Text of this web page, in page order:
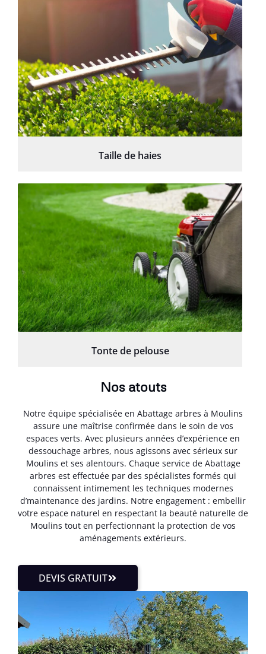
Taille de haies
Tonte de pelouse
Nos atouts
Notre équipe spécialisée en Abattage arbres à Moulins
assure une maîtrise confirmée dans le soin de vos
espaces verts. Avec plusieurs années d’expérience en
dessouchage arbres, nous agissons avec sérieux sur
Moulins et ses alentours. Chaque service de Abattage
arbres est effectuée par des spécialistes formés qui
connaissent intimement les techniques modernes
d’maintenance des jardins. Notre engagement : embellir
votre espace naturel en respectant la beauté naturelle de
Moulins tout en perfectionnant la protection de vos
aménagements extérieurs.
DEVIS GRATUIT